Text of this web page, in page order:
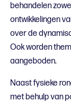
behandelen
ontwikkelingen
over de
Ook worden
aangeboden.
Naast fysieke
met behulp van